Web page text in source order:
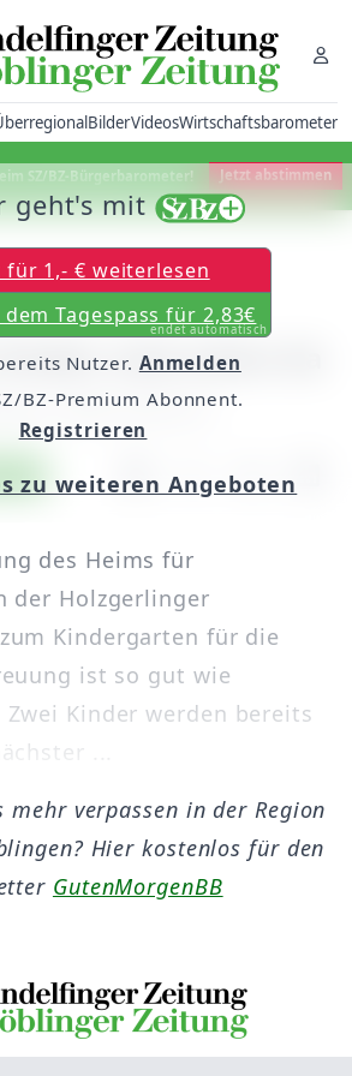
BilderVideosWirtschaftsbarometer
SZ/BZ-Bürgerbarometer! Jetzt abstimmen
sind schon da
2008, 00:00 Uhr
des Heims für
der Holzgerlinger
Kindergarten für die
ist so gut wie
Zwei Kinder werden bereits
...
geht's mit
für 1,- € weiterlesen
Tagespass für 2,83€
endet automatisch
Nutzer. Anmelden
BZ-Premium Abonnent.
Registrieren
zu weiteren Angeboten
mehr verpassen in der Region
Hier kostenlos für den
GutenMorgenBB